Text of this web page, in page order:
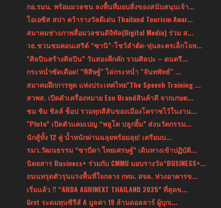
กอ.รมน. พร้อมมวลชน ลงพื้นที่มอบสิ่งของสนับสนุนเจ้า...
โอเอซิส สปา คว้ารางวัลดีเด่น Thailand Tourism Awar...
สมาคมช่างภาพสื่อมวลชนดิจิทัล(Digital Media) ร่วม ส...
วธ.ชวนชมคอนเสริต์ “ซานิ”-โชว์ลำตัด-หุ่นละครเล็กโจห...
"ศิลปินสร้างศิลปิน” วันสองคึกคัก รวมศิลปะ – ดนตรี...
กระหน่ำซัดเดือด! "พิสิษฐ์" ไล่กระหน่ำ "จันทพัทธ์" ...
สมาคมฝึกการพูด แห่งประเทศไทย"The Speech Training ...
สวพส. เปิดตัวเครื่องหมาย Eco Brandสินค้าดี จากเกษต...
ชม ชิม ชิลล์ ช็อป รวมทุกสีสันของเมืองโคราชไว้ในงาน...
"Pluto” เปิดตัวแคมเปญ “พลูโต ปลูกยิ้ม” ส่งนวัตกรรม...
นักสู้ทั้ง 12 คู่ น้ำหนักผ่านฉลุยพร้อมลุย! เตรียมบ...
รมว.วัฒนธรรม “ซาบีดา ไทยเศรษฐ์” เดินทางเข้าปฏิบัติ...
นิตยสาร Business+ ร่วมกับ CMMU มอบรางวัล“BUSINESS+...
ถนนทรุดตัวรุนแรงพื้นที่ใจกลาง กทม. สจล. ห่วงอาคารข...
เริ่มแล้ว !! “ARDA AGRINEXT THAILAND 2025” ที่สุดข...
Grvt ระดมทุนซีรีส์ A มูลค่า 19 ล้านดอลลาร์ ผู้บุกเ...